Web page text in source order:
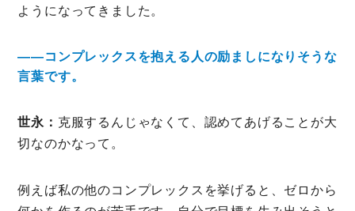
ようになってきました。
――コンプレックスを抱える人の励ましになりそうな
言葉です。
世永： 克服するんじゃなくて、認めてあげることが大
切なのかなって。
例えば私の他のコンプレックスを挙げると、ゼロから